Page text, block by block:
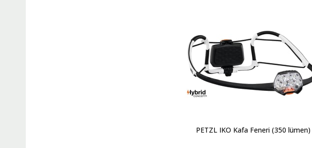
PETZL IKO Kafa Feneri (350 lümen)